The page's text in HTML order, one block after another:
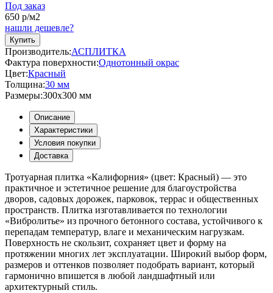
Под заказ
650 р/м2
нашли дешевле?
Купить
Производитель:АСПЛИТКА
Фактура поверхности:Однотонный окрас
Цвет:Красный
Толщина:30 мм
Размеры:300x300 мм
Описание
Характеристики
Условия покупки
Доставка
Тротуарная плитка «Калифорния» (цвет: Красный) — это
практичное и эстетичное решение для благоустройства
дворов, садовых дорожек, парковок, террас и общественных
пространств. Плитка изготавливается по технологии
«Вибролитье» из прочного бетонного состава, устойчивого к
перепадам температур, влаге и механическим нагрузкам.
Поверхность не скользит, сохраняет цвет и форму на
протяжении многих лет эксплуатации. Широкий выбор форм,
размеров и оттенков позволяет подобрать вариант, который
гармонично впишется в любой ландшафтный или
архитектурный стиль.